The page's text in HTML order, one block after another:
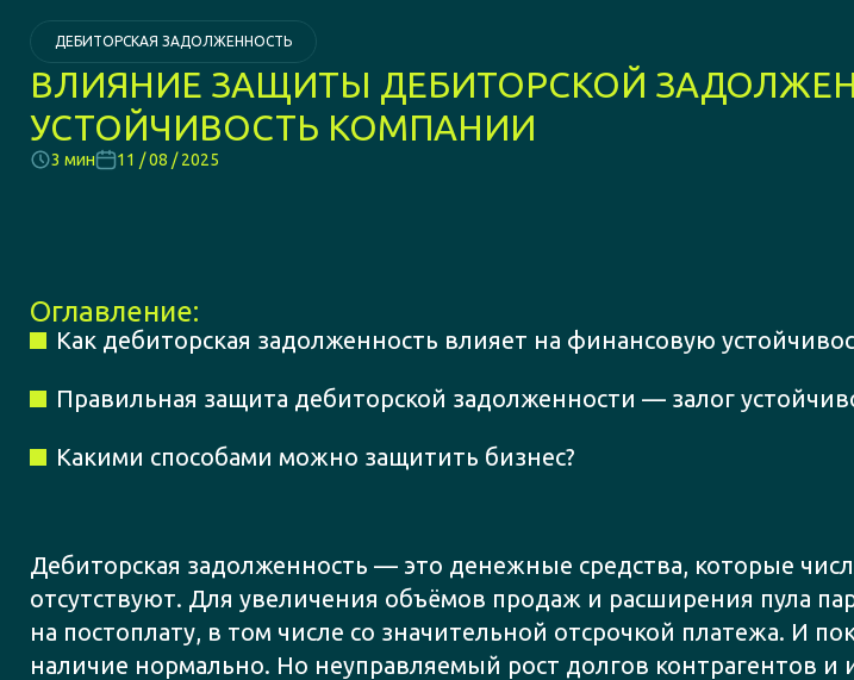
ДЕБИТОРСКАЯ ЗАДОЛЖЕННОСТЬ
ВЛИЯНИЕ ЗАЩИТЫ ДЕБИТОРСКОЙ
УСТОЙЧИВОСТЬ КОМПАНИИ
3 мин 11 / 08 / 2025
Оглавление:
Как дебиторская задолженность влияет на финансовую
Правильная защита дебиторской задолженности — залог
Какими способами можно защитить бизнес?
Дебиторская задолженность — это денежные средства, которые
отсутствуют. Для увеличения объёмов продаж и расширения пула
на постоплату, в том числе со значительной отсрочкой платежа. И
наличие нормально. Но неуправляемый рост долгов контрагентов